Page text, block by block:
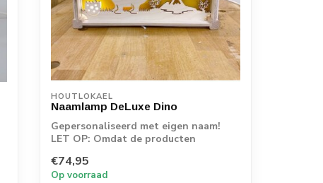
HOUTLOKAEL
Naamlamp DeLuxe Dino
Gepersonaliseerd met eigen naam!
LET OP: Omdat de producten
€74,95
Op voorraad